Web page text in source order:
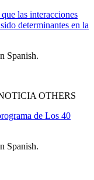
las interacciones
determinantes en la
Spanish.
OTHERS
de Los 40
Spanish.